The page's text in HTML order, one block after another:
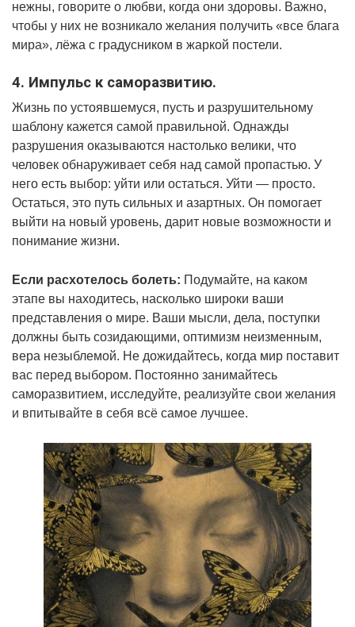
нежны, говорите о любви, когда они здоровы. Важно,
чтобы у них не возникало желания получить «все блага
мира», лёжа с градусником в жаркой постели.
4. Импульс к саморазвитию.
Жизнь по устоявшемуся, пусть и разрушительному
шаблону кажется самой правильной. Однажды
разрушения оказываются настолько велики, что
человек обнаруживает себя над самой пропастью. У
него есть выбор: уйти или остаться. Уйти — просто.
Остаться, это путь сильных и азартных. Он помогает
выйти на новый уровень, дарит новые возможности и
понимание жизни.
Если расхотелось болеть: Подумайте, на каком
этапе вы находитесь, насколько широки ваши
представления о мире. Ваши мысли, дела, поступки
должны быть созидающими, оптимизм неизменным,
вера незыблемой. Не дожидайтесь, когда мир поставит
вас перед выбором. Постоянно занимайтесь
саморазвитием, исследуйте, реализуйте свои желания
и впитывайте в себя всё самое лучшее.